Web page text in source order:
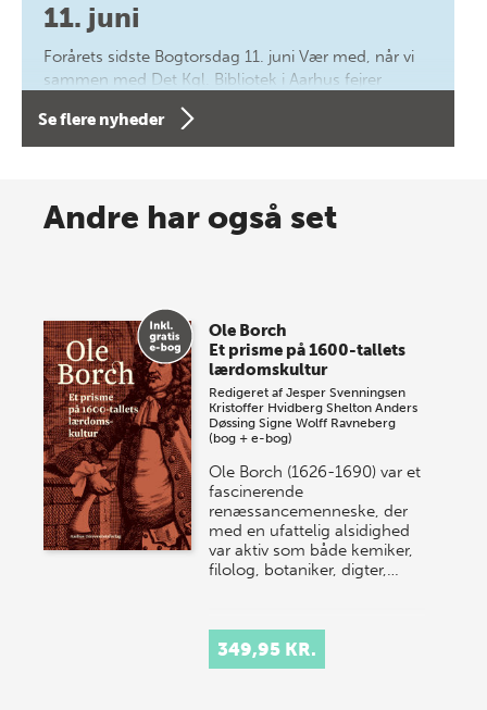
11. juni
Forårets sidste Bogtorsdag 11. juni Vær med, når vi
sammen med Det Kgl. Bibliotek i Aarhus fejrer
forfatterne bag vores nyes…
Spar op til 70% til sommer-
store sommer-lagersalg, så sæt kryds i kalenderen
onsdag den 10. j…
Se flere nyheder
Andre har også set
Ole Borch
Et prisme på 1600-tallets
lærdomskultur
Redigeret afJesper Svenningsen
Kristoffer Hvidberg Shelton Anders
Døssing Signe Wolff Ravneberg
(bog + e-bog)
Ole Borch (1626-1690) var et
fascinerende
renæssancemenneske, der
med en ufattelig alsidighed
var aktiv som både kemiker,
filolog, botaniker, digter,…
349,95 KR.